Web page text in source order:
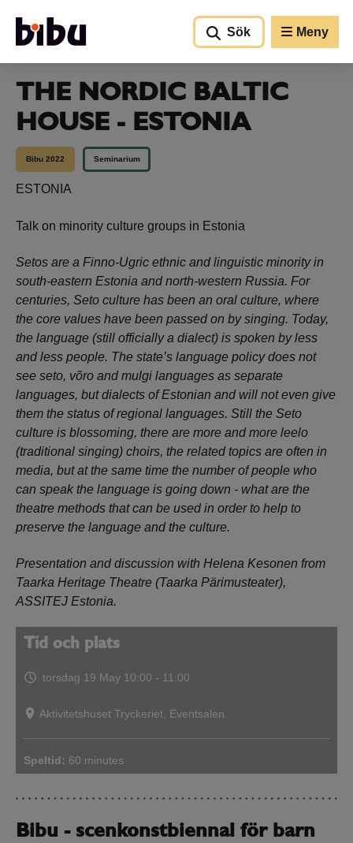
Sök
Meny
THE NORDIC BALTIC
HOUSE - ESTONIA
Bibu 2022 Seminarium
ESTONIA
Talk on minority culture groups in Estonia
Setos are a Finno-Ugric ethnic and linguistic minority in
south-eastern Estonia and north-western Russia. For
centuries, Seto culture has been an oral culture, where
the core values have been passed on by singing. Today,
the language (still officially a dialect) is spoken by less
and less people. The state’s language policy does not
see seto, võro and mulgi languages as separate
languages, but dialects of Estonian and will not even give
them the status of regional languages. Still the Seto
culture is blossoming, there are more and more leelo
(traditional singing) choirs, the related topics are often in
media, but at the same time the number of people who
can speak the language is going down - what are the
theatre methods that can be used in order to help to
preserve the language and the culture.
Presentation and discussion with Helena Kesonen from
Taarka Heritage Theatre (Taarka Pärimusteater),
ASSITEJ Estonia.
Tid och plats
torsdag 19 May 10:00 - 11:00
Aktivitetshuset Tryckeriet, Eventsalen
Speltid: 60 minutes
Bibu - scenkonstbiennal för barn